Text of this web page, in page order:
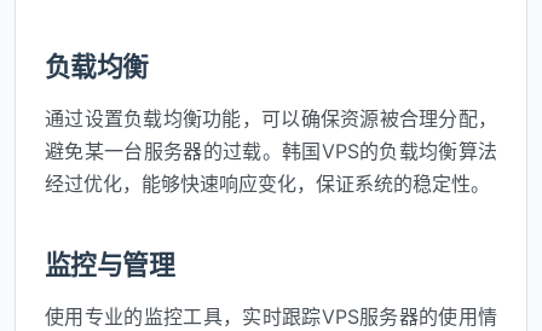
负载均衡
通过设置负载均衡功能，可以确保资源被合理分配，
避免某一台服务器的过载。韩国VPS的负载均衡算法
经过优化，能够快速响应变化，保证系统的稳定性。
监控与管理
使用专业的监控工具，实时跟踪VPS服务器的使用情